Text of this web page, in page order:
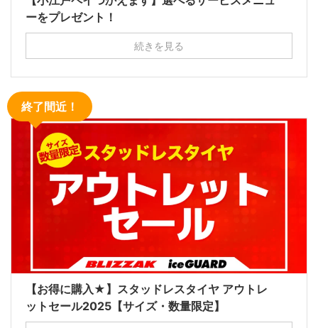
ーをプレゼント！
続きを見る
終了間近！
【お得に購入★】スタッドレスタイヤ アウトレ
ットセール2025【サイズ・数量限定】